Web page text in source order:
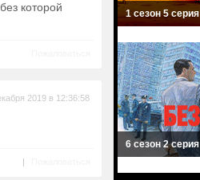
которой
2019 в 12:36:58
|
1 сезон 5 серия
6 сезон 2 серия